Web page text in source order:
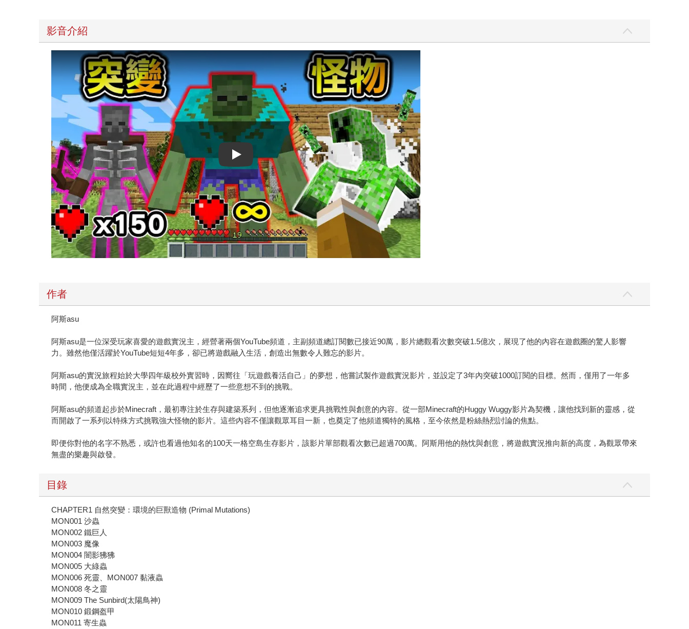
影音介紹
Play video
作者
阿斯asu
阿斯asu是一位深受玩家喜愛的遊戲實況主，經營著兩個YouTube頻道，主副頻道總訂閱數已接近90萬，影片總觀看次數突破1.5億次，展現了他的內容在遊戲圈的驚人影響
力。雖然他僅活躍於YouTube短短4年多，卻已將遊戲融入生活，創造出無數令人難忘的影片。
阿斯asu的實況旅程始於大學四年級校外實習時，因嚮往「玩遊戲養活自己」的夢想，他嘗試製作遊戲實況影片，並設定了3年內突破1000訂閱的目標。然而，僅用了一年多
時間，他便成為全職實況主，並在此過程中經歷了一些意想不到的挑戰。
阿斯asu的頻道起步於Minecraft，最初專注於生存與建築系列，但他逐漸追求更具挑戰性與創意的內容。從一部Minecraft的Huggy Wuggy影片為契機，讓他找到新的靈感，從
而開啟了一系列以特殊方式挑戰強大怪物的影片。這些內容不僅讓觀眾耳目一新，也奠定了他頻道獨特的風格，至今依然是粉絲熱烈討論的焦點。
即便你對他的名字不熟悉，或許也看過他知名的100天一格空島生存影片，該影片單部觀看次數已超過700萬。阿斯用他的熱忱與創意，將遊戲實況推向新的高度，為觀眾帶來
無盡的樂趣與啟發。
目錄
CHAPTER1 自然突變：環境的巨獸造物 (Primal Mutations)
MON001 沙蟲
MON002 鐵巨人
MON003 魔像
MON004 闇影狒狒
MON005 大綠蟲
MON006 死靈、MON007 黏液蟲
MON008 冬之靈
MON009 The Sunbird(太陽鳥神)
MON010 鍛鋼盔甲
MON011 寄生蟲